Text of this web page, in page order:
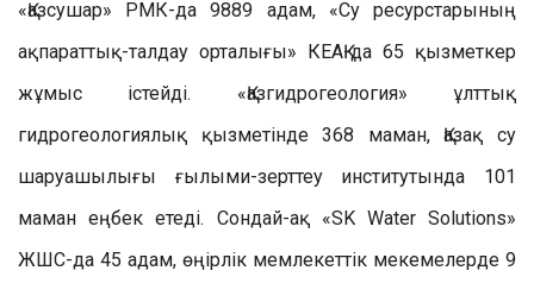
«Қазсушар» РМК-да 9889 адам, «Су ресурстарының
ақпараттық-талдау орталығы» КЕАҚ-да 65 қызметкер
жұмыс істейді. «Қазгидрогеология» ұлттық
гидрогеологиялық қызметінде 368 маман, Қазақ су
шаруашылығы ғылыми-зерттеу институтында 101
маман еңбек етеді. Сондай-ақ «SK Water Solutions»
ЖШС-да 45 адам, өңірлік мемлекеттік мекемелерде 9